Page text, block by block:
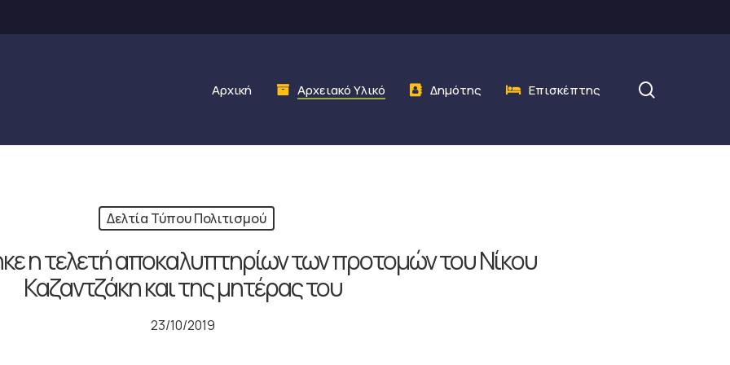
Αρχική Αρχειακό Υλικό Δημότης Επισκέπτης
Δελτία Τύπου Πολιτισμού
η τελετή αποκαλυπτηρίων των προτομών του Νίκου
Καζαντζάκη και της μητέρας του
23/10/2019